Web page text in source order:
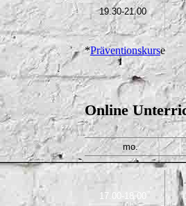
19.30-21.00
*Präventionskurse
Online
mo.
17.00-18.00